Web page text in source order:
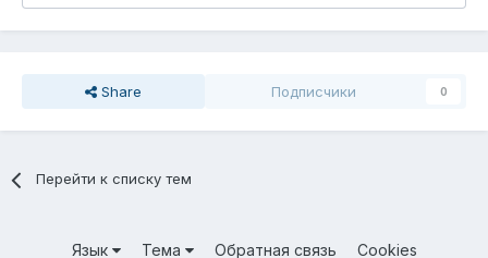
Share Подписчики 0
Перейти к списку тем
Язык Тема Обратная связь Cookies